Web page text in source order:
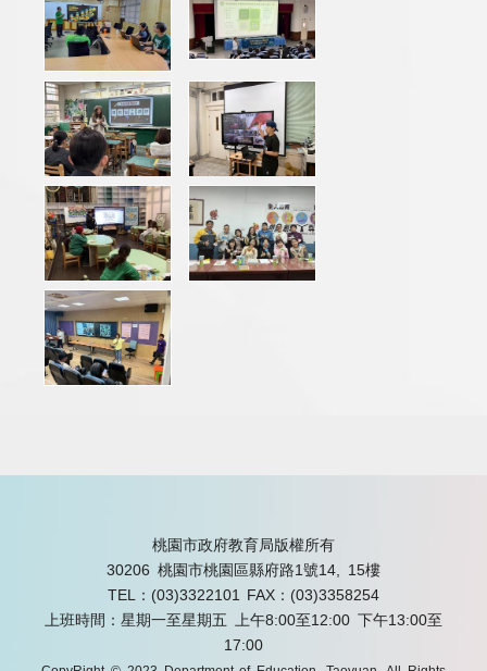
桃園市政府教育局版權所有
30206 桃園市桃園區縣府路1號14, 15樓
TEL：(03)3322101 FAX：(03)3358254
上班時間：星期一至星期五 上午8:00至12:00 下午13:00至
17:00